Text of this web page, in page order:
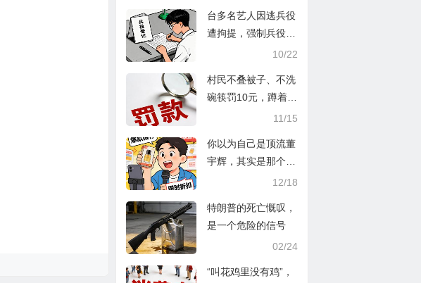
台多名艺人因逃兵役
遭拘提，强制兵役制
10/22
村民不叠被子、不洗
碗筷罚10元，蹲着吃
饭罚20…如此荒诞的
11/15
你以为自己是顶流董
宇辉，其实是那个无
12/18
特朗普的死亡慨叹，
是一个危险的信号
02/24
“叫花鸡里没有鸡”，